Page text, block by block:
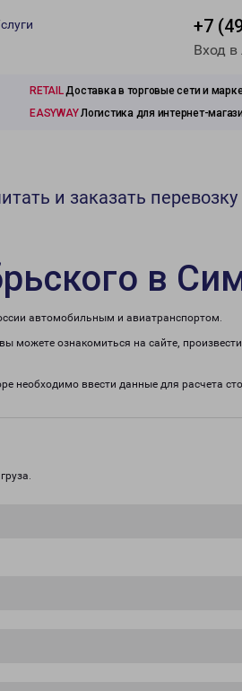
+7
Вход
RETAILДоставка в торговые сети и
EASYWAYЛогистика для интернет-
и заказать перевозку
в
автомобильным и авиатранспортом.
ознакомиться на сайте,
необходимо ввести данные для расчета